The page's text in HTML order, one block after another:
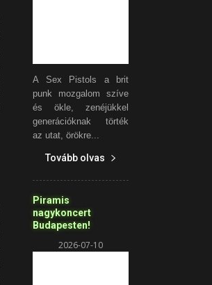
A Sex Pistols a brit
punk mozgalom szíve
és ökle, zenéjükkel
generációknak törték
az utat, örökre...
Tovább olvas
Piramis
nagykoncert
Budapesten!
2026-07-10